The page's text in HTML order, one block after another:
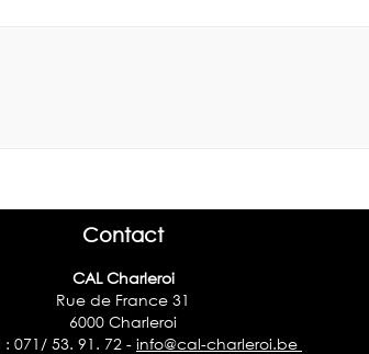
Contact
CAL Charleroi
Rue de France 31
6000 Charleroi
071/ 53. 91. 72 - info@cal-charleroi.be